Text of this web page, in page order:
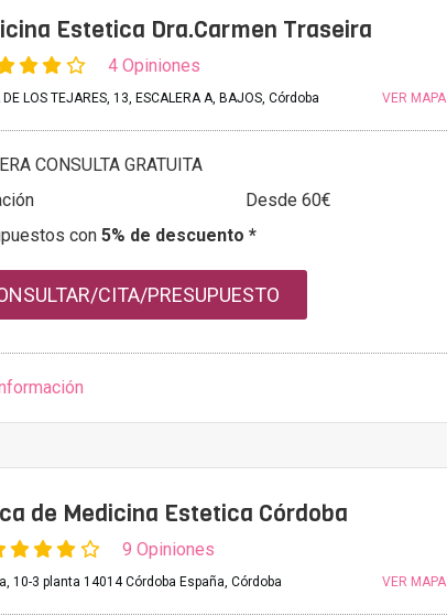
Estetica Dra.Carmen Traseira
4 Opiniones
DE LOS TEJARES, 13, ESCALERA A, BAJOS, Córdoba VER MAPA
CONSULTA GRATUITA
Desde 60€
con 5% de descuento *
CITA/PRESUPUESTO
de Medicina Estetica Córdoba
9 Opiniones
10-3 planta 14014 Córdoba España, Córdoba VER MAPA